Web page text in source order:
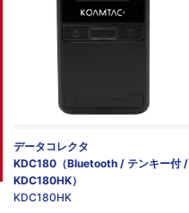
データコレクタ
KDC180（Bluetooth / テンキー付 /
KDC180HK）
KDC180HK